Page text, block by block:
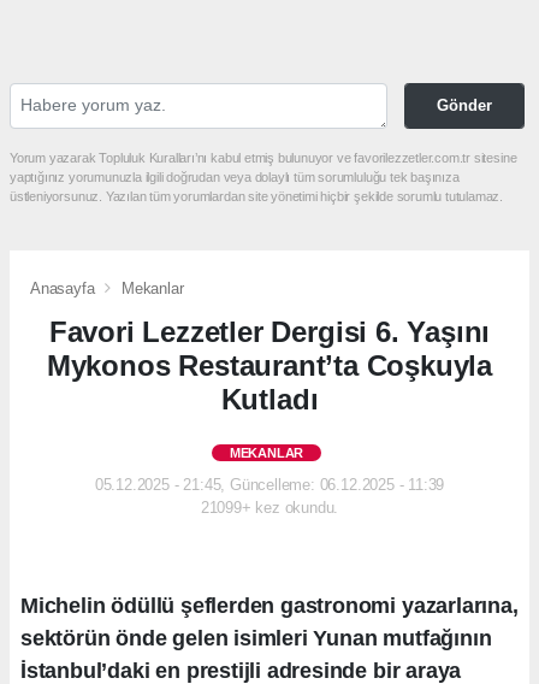
Gönder
Yorum yazarak Topluluk Kuralları’nı kabul etmiş bulunuyor ve favorilezzetler.com.tr sitesine
yaptığınız yorumunuzla ilgili doğrudan veya dolaylı tüm sorumluluğu tek başınıza
üstleniyorsunuz. Yazılan tüm yorumlardan site yönetimi hiçbir şekilde sorumlu tutulamaz.
Anasayfa Mekanlar
Favori Lezzetler Dergisi 6. Yaşını
Mykonos Restaurant’ta Coşkuyla
Kutladı
MEKANLAR
05.12.2025 - 21:45, Güncelleme: 06.12.2025 - 11:39
21099+ kez okundu.
Michelin ödüllü şeflerden gastronomi yazarlarına,
sektörün önde gelen isimleri Yunan mutfağının
İstanbul’daki en prestijli adresinde bir araya